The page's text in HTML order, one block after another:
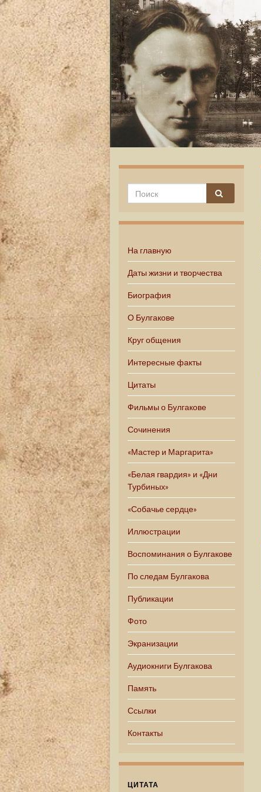
На главную
Даты жизни и творчества
Биография
О Булгакове
Круг общения
Интересные факты
Цитаты
Фильмы о Булгакове
Сочинения
«Мастер и Маргарита»
«Белая гвардия» и «Дни
Турбиных»
«Собачье сердце»
Иллюстрации
Воспоминания о Булгакове
По следам Булгакова
Публикации
Фото
Экранизации
Аудиокниги Булгакова
Память
Ссылки
Контакты
ЦИТАТА